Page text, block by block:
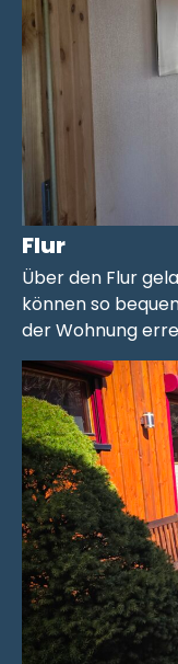
Flur
Über den Flur
können so
der Wohnung